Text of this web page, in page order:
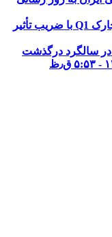
ارتقای بولتن انجمن ریاضی ایران به چارک Q1 با ضریب تأثیر
در سالگرد درگذشت